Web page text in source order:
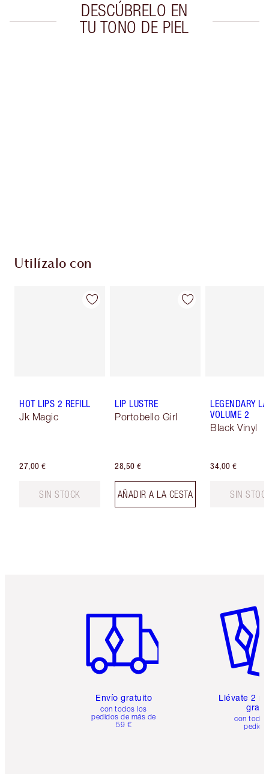
DESCÚBRELO EN
TU TONO DE PIEL
Utilízalo con
HOT LIPS 2 REFILL
Jk Magic
27,00 €
SIN STOCK
LIP LUSTRE
Portobello Girl
28,50 €
AÑADIR A LA CESTA
LEGENDARY
VOLUME 2
Black Vinyl
34,00 €
SIN
Envío gratuito
con todos los
pedidos de más de
59 €
Llévate 2
gratis
con